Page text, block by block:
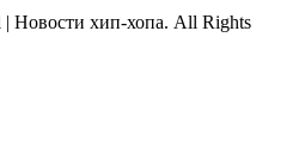
Новости хип-хопа. All Rights